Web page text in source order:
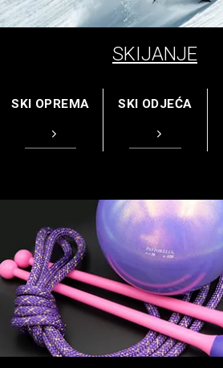
SKIJANJE
SKI OPREMA SKI ODJEĆA